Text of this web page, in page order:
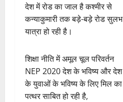
देश में रोड का जाल है कश्मीर से
कन्याकुमारी तक बड़े-बड़े रोड सुलभ
यात्रा हो रही है।
शिक्षा नीति में अमूल चूल परिवर्तन
NEP 2020 देश के भविष्य और देश
के युवाओं के भविष्य के लिए मिल का
पत्थर साबित हो रही है,